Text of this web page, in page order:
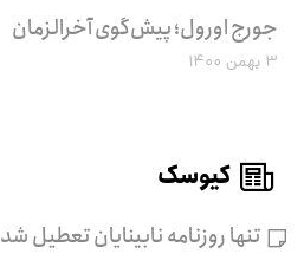
جورج اورول؛ پیش‌گوی آخرالزمان
۳ بهمن ۱۴۰۰
کیوسک
تنها روزنامه نابینایان تعطیل شد